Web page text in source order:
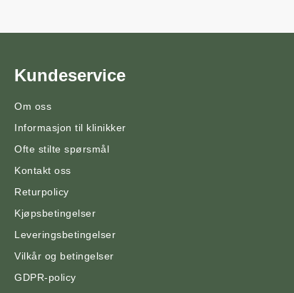
Kundeservice
Om oss
Informasjon til klinikker
Ofte stilte spørsmål
Kontakt oss
Returpolicy
Kjøpsbetingelser
Leveringsbetingelser
Vilkår og betingelser
GDPR-policy